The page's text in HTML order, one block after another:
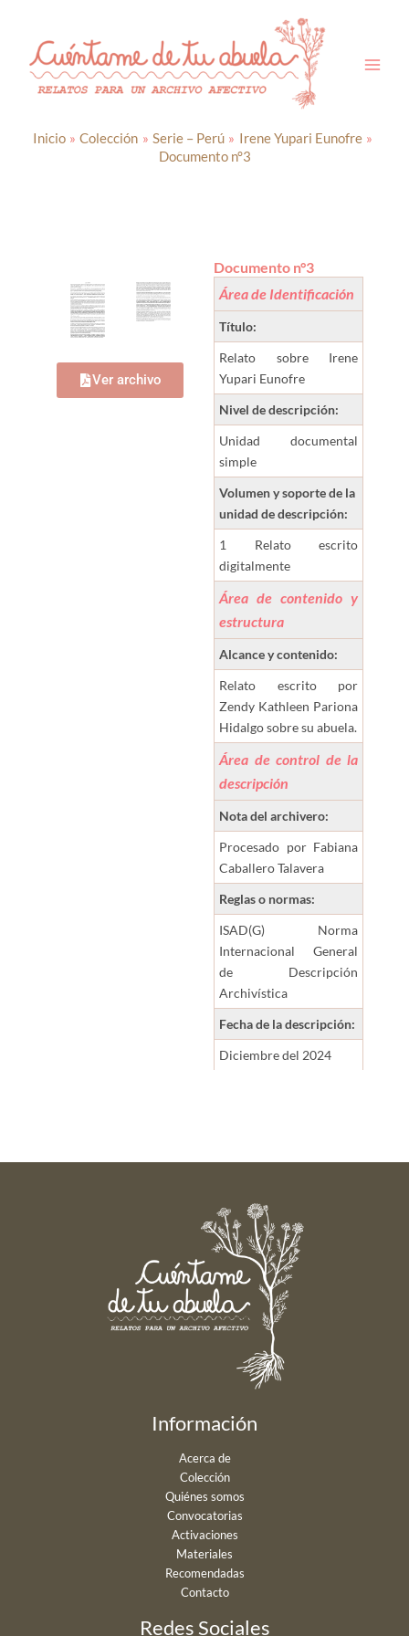
contenido
Inicio Colección Serie – Perú
Irene Yupari Eunofre
Documento n°3
Ver archivo
Documento n°3
Área de Identificación
Título:
Relato sobre Irene
Yupari Eunofre
Nivel de descripción:
Unidad documental
simple
Volumen y soporte de la
unidad de descripción:
1 Relato escrito
digitalmente
Área de contenido y
estructura
Alcance y contenido:
Relato escrito por
Zendy Kathleen Pariona
Hidalgo sobre su abuela.
Área de control de la
descripción
Nota del archivero:
Procesado por Fabiana
Caballero Talavera
Reglas o normas:
ISAD(G) Norma
Internacional General
de Descripción
Archivística
Fecha de la descripción:
Diciembre del 2024
Información
Acerca de
Colección
Quiénes somos
Convocatorias
Activaciones
Materiales
Recomendadas
Contacto
Redes Sociales